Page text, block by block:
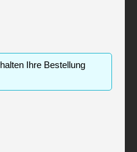
Ihre Bestellung